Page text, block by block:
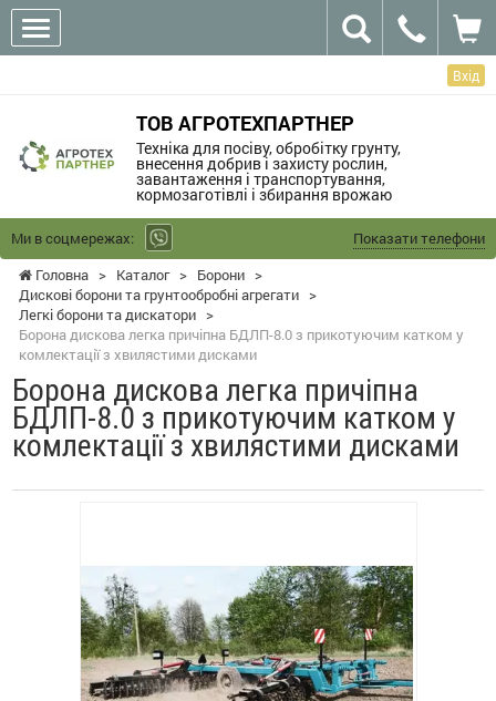
Вхід
ТОВ АГРОТЕХПАРТНЕР
Техніка для посіву, обробітку грунту,
внесення добрив і захисту рослин,
завантаження і транспортування,
кормозаготівлі і збирання врожаю
Ми в соцмережах:
Показати телефони
Головна > Каталог > Борони >
Дискові борони та грунтообробні агрегати >
Легкі борони та дискатори >
Борона дискова легка причіпна БДЛП-8.0 з прикотуючим катком у
комлектації з хвилястими дисками
Борона дискова легка причіпна
БДЛП-8.0 з прикотуючим катком у
комлектації з хвилястими дисками